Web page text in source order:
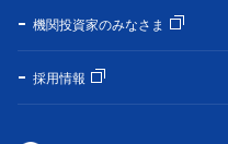
機関投資家のみなさま
採用情報